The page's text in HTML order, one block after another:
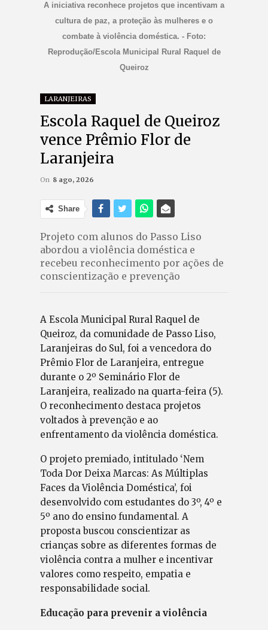
A iniciativa reconhece projetos que incentivam a
cultura de paz, a proteção às mulheres e o
combate à violência doméstica. - Foto:
Reprodução/Escola Municipal Rural Raquel de
Queiroz
LARANJEIRAS
Escola Raquel de Queiroz
vence Prêmio Flor de
Laranjeira
On 8 ago, 2026
Share
Projeto com alunos do Passo Liso
abordou a violência doméstica e
recebeu reconhecimento por ações de
conscientização e prevenção
A Escola Municipal Rural Raquel de
Queiroz, da comunidade de Passo Liso,
Laranjeiras do Sul, foi a vencedora do
Prêmio Flor de Laranjeira, entregue
durante o 2º Seminário Flor de
Laranjeira, realizado na quarta-feira (5).
O reconhecimento destaca projetos
voltados à prevenção e ao
enfrentamento da violência doméstica.
O projeto premiado, intitulado ‘Nem
Toda Dor Deixa Marcas: As Múltiplas
Faces da Violência Doméstica’, foi
desenvolvido com estudantes do 3º, 4º e
5º ano do ensino fundamental. A
proposta buscou conscientizar as
crianças sobre as diferentes formas de
violência contra a mulher e incentivar
valores como respeito, empatia e
responsabilidade social.
Educação para prevenir a violência